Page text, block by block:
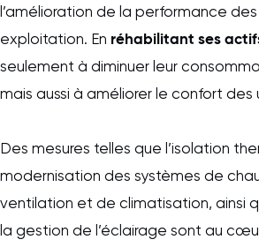
l’amélioration de la performance
exploitation. En réhabilitant ses
seulement à diminuer leur
mais aussi à améliorer le confort des
Des mesures telles que l’isolation
modernisation des systèmes de
ventilation et de climatisation, ainsi
la gestion de l’éclairage sont au